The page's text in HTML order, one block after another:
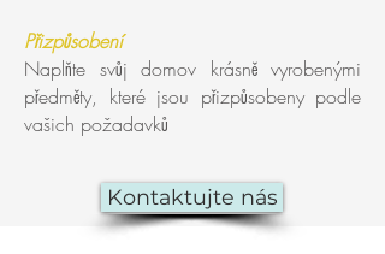
Přizpůsobení
Naplňte svůj domov krásně vyrobenými
předměty, které jsou přizpůsobeny podle
vašich požadavků
Kontaktujte nás